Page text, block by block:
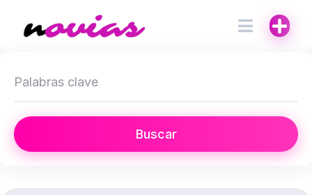
Buscar